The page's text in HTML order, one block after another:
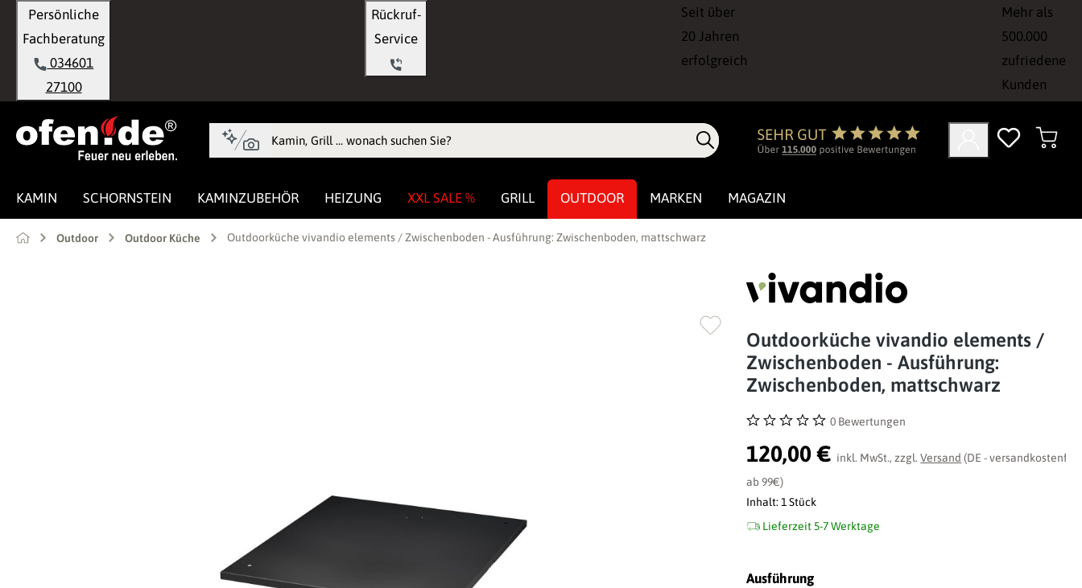
Zur Hauptnavigation springen
Persönliche
Fachberatung
034601
27100
Rückruf-
Seit über
20 Jahren
erfolgreich
Mehr als
500.000
zufriedene
Kunden
KAMIN SCHORNSTEIN KAMINZUBEHÖR HEIZUNG XXL SALE % GRILL OUTDOOR MARKEN MAGAZIN
Outdoor Outdoor Küche Outdoorküche vivandio elements / Zwischenboden - Ausführung: Zwischenboden, mattschwarz
Outdoorküche vivandio elements /
Zwischenboden - Ausführung:
Zwischenboden, mattschwarz
Durchschnittliche Bewertung von 0 von 5 Sternen
0 Bewertungen
120,00 € inkl. MwSt., zzgl.Versand (DE - versandkostenfrei
ab 99€)
Inhalt:1 Stück
Lieferzeit 5-7 Werktage
Ausführungauswählen